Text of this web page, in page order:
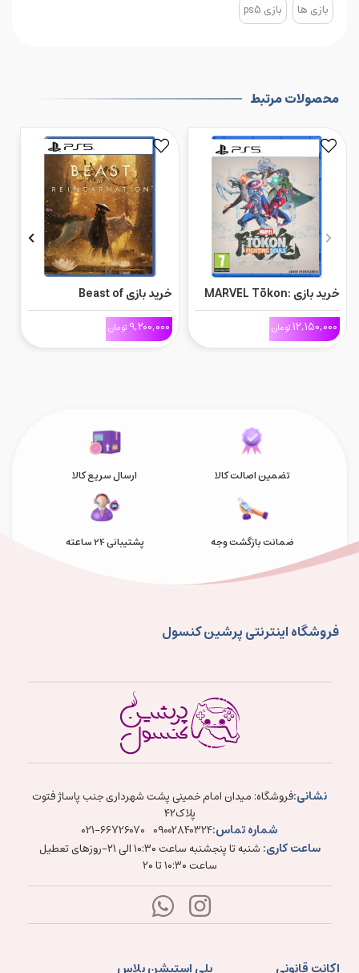
بازی ها بازی ps5
محصولات مرتبط
خرید بازی MARVEL Tōkon:
Fighting Souls برای Ps5
12,150,000تومان
خرید بازی Beast of
Reincarnation برای Ps5
9,200,000 تومان
تضمین اصالت کالا ارسال سریع کالا
ضمانت بازگشت وجه پشتیبانی 24 ساعته
فروشگاه اینترنتی پرشین کنسول
نشانی:فروشگاه: میدان امام خمینی پشت شهرداری جنب پاساژ فتوت
پلاک۴۲
شماره تماس:09002840324
021-66726070
ساعت کاری:
شنبه تا پنجشنبه ساعت ۱۰:۳۰ الی ۲۱-روزهای تعطیل
ساعت ۱۰:۳۰ تا ۲۰
اکانت قانونی پلی استیشن پلاس